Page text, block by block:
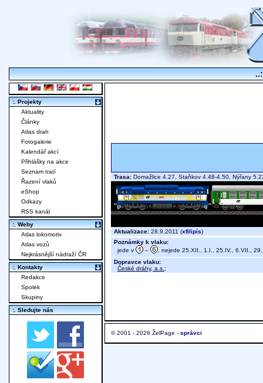
Trasa: Domažlice 4.27, Staňkov 4.48-4.50, Nýřany
Aktualizace: 28.9.2011 (xfilipís)
Poznámky k vlaku:
jede v
–
, nejede 25.XII., 1.I., 25.IV., 6.VII.,
Dopravce vlaku:
České dráhy, a.s. ;
© 2001 - 2026 ŽelPage - správci
:. Projekty
Aktuality
Články
Atlas drah
Fotogalerie
Kalendář akcí
Přihlášky na akce
Seznam tratí
Řazení vlaků
eShop
Odkazy
RSS kanál
:. Weby
Atlas lokomotiv
Atlas vozů
Nejkrásnější nádraží ČR
:. Kontakty
Redakce
Spolek
Skupiny
:. Sledujte nás